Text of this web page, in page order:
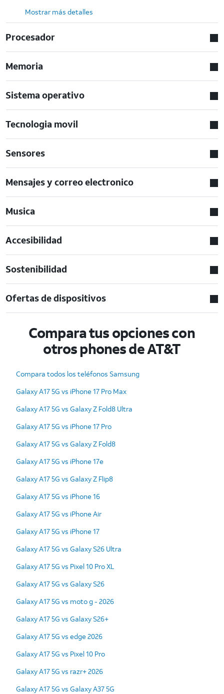
Mostrar más detalles
Procesador
Memoria
Sistema operativo
Tecnologia movil
Sensores
Mensajes y correo electronico
Musica
Accesibilidad
Sostenibilidad
Ofertas de dispositivos
Compara tus opciones con
otros phones de AT&T
Compara todos los teléfonos Samsung
Galaxy A17 5G vs iPhone 17 Pro Max
Galaxy A17 5G vs Galaxy Z Fold8 Ultra
Galaxy A17 5G vs iPhone 17 Pro
Galaxy A17 5G vs Galaxy Z Fold8
Galaxy A17 5G vs iPhone 17e
Galaxy A17 5G vs Galaxy Z Flip8
Galaxy A17 5G vs iPhone 16
Galaxy A17 5G vs iPhone Air
Galaxy A17 5G vs iPhone 17
Galaxy A17 5G vs Galaxy S26 Ultra
Galaxy A17 5G vs Pixel 10 Pro XL
Galaxy A17 5G vs Galaxy S26
Galaxy A17 5G vs moto g - 2026
Galaxy A17 5G vs Galaxy S26+
Galaxy A17 5G vs edge 2026
Galaxy A17 5G vs Pixel 10 Pro
Galaxy A17 5G vs razr+ 2026
Galaxy A17 5G vs Galaxy A37 5G